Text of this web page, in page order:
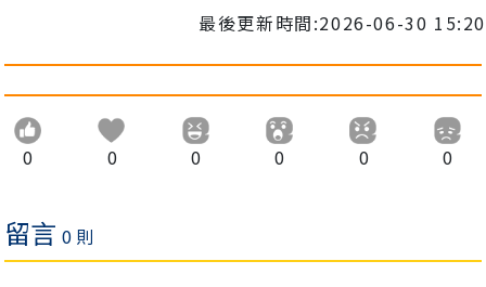
最後更新時間:2026-06-30 15:20
0 0 0 0 0 0